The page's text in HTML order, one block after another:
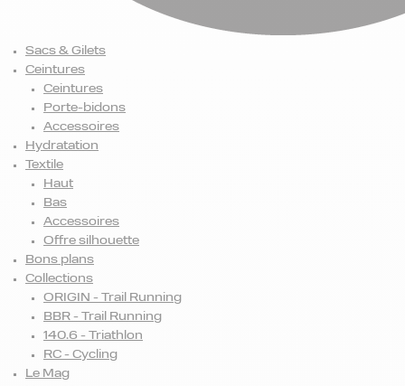
Sacs & Gilets
Ceintures
Ceintures
Porte-bidons
Accessoires
Hydratation
Textile
Haut
Bas
Accessoires
Offre silhouette
Bons plans
Collections
ORIGIN - Trail Running
BBR - Trail Running
140.6 - Triathlon
RC - Cycling
Le Mag